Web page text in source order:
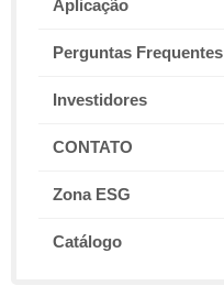
Aplicação
Perguntas Frequentes
Investidores
CONTATO
Zona ESG
Catálogo